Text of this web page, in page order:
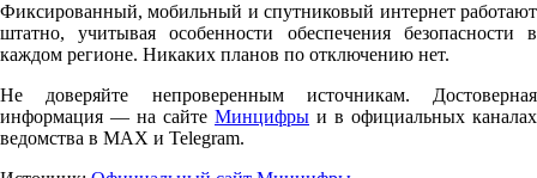
Фиксированный, мобильный и спутниковый интернет работают
штатно, учитывая особенности обеспечения безопасности в
каждом регионе. Никаких планов по отключению нет.
Не доверяйте непроверенным источникам. Достоверная
информация — на сайте Минцифры и в официальных каналах
ведомства в MAX и Telegram.